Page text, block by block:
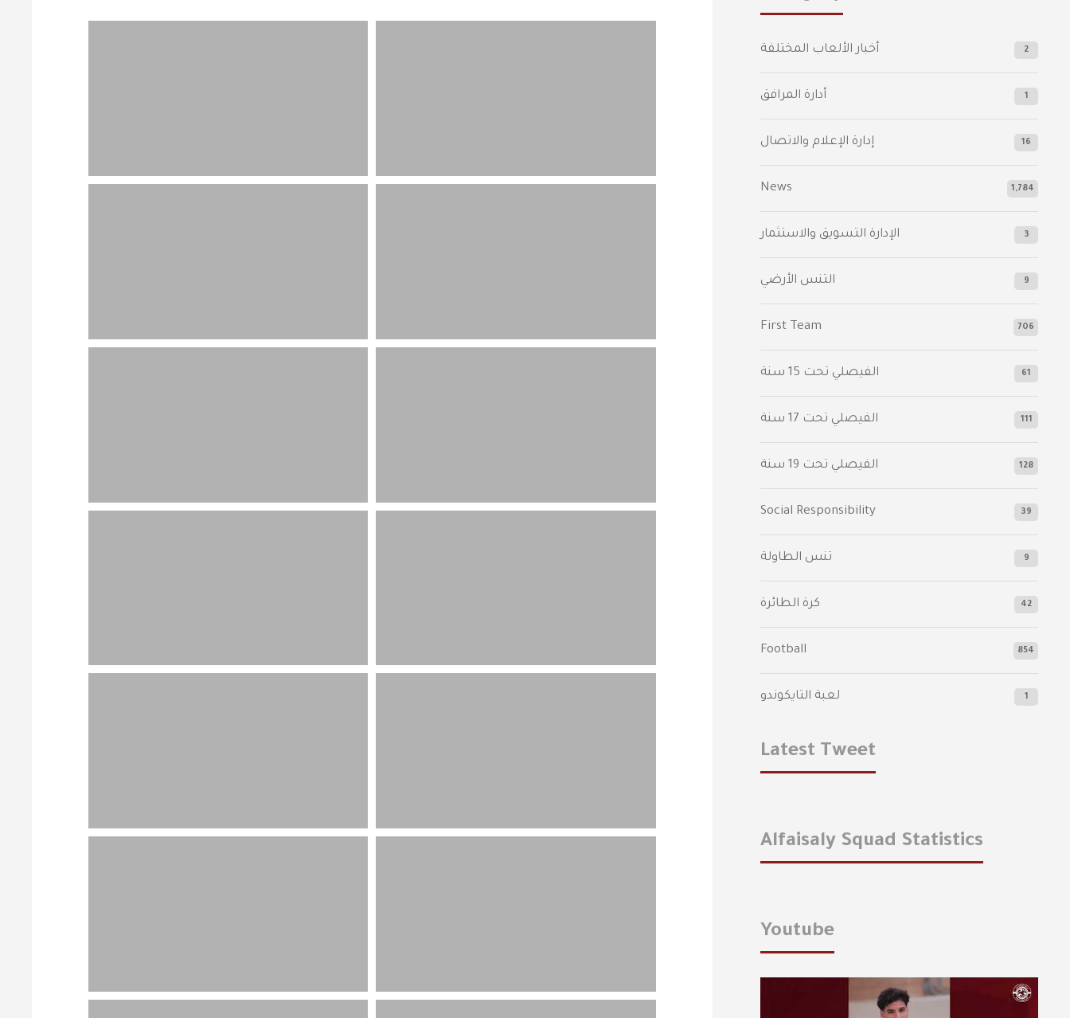
أخبار الألعاب المختلفة 2
أدارة المرافق 1
إدارة الإعلام والاتصال 16
News 1,784
الإدارة التسويق والاستثمار 3
التنس الأرضي 9
First Team 706
الفيصلي‬⁩ تحت 15 سنة 61
‫الفيصلي‬⁩ تحت 17 سنة 111
الفيصلي‬⁩ تحت 19 سنة 128
Social Responsibility 39
تنس الطاولة 9
كرة الطائرة 42
Football 854
لعبة التايكوندو 1
Latest Tweet
Alfaisaly Squad Statistics
Youtube